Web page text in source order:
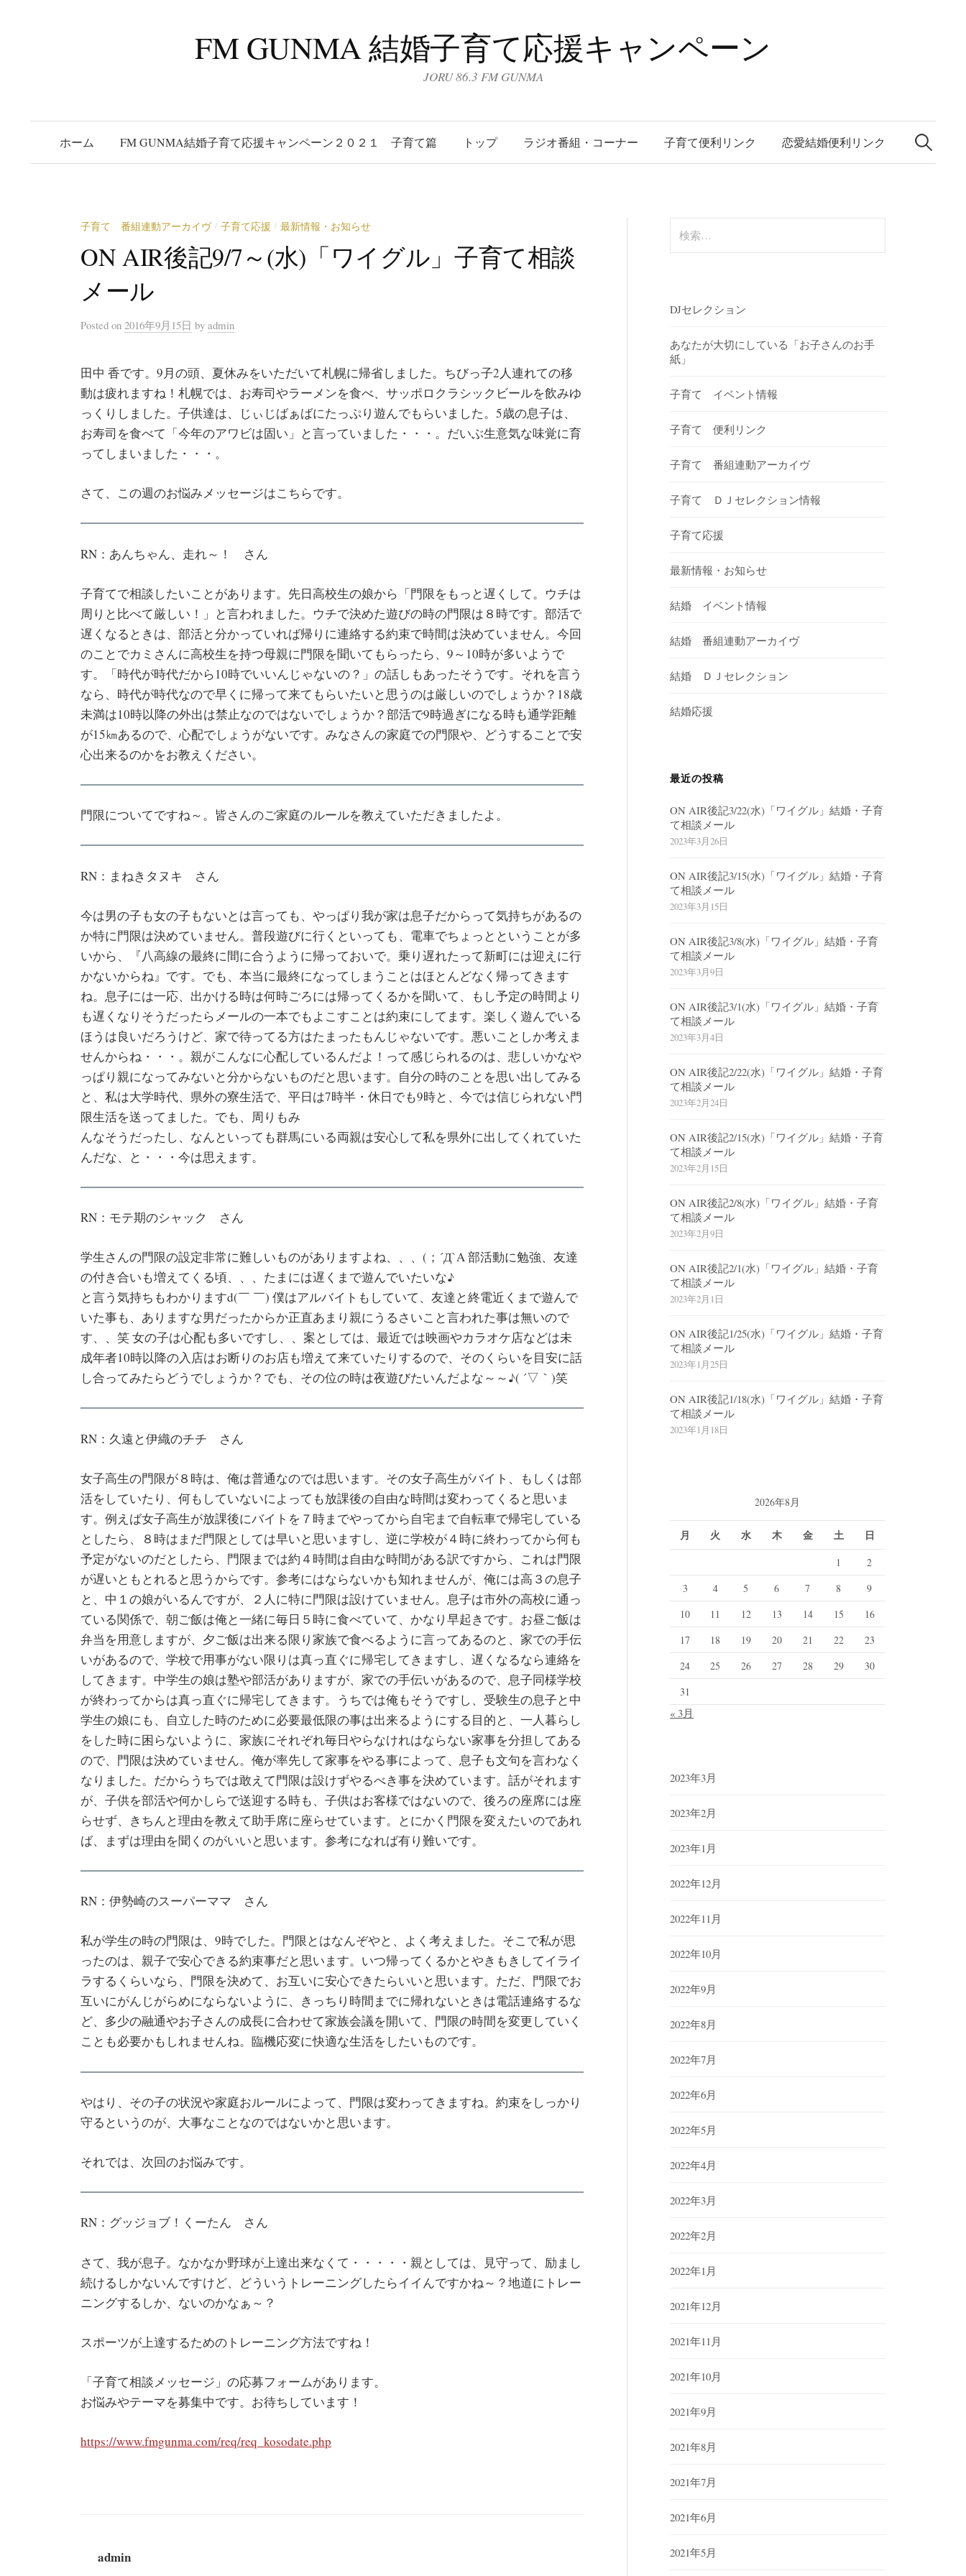
FM GUNMA 結婚子育て応援キャンペーン
JORU 86.3 FM GUNMA
ホーム FM GUNMA結婚子育て応援キャンペーン２０２１ 子育て篇 トップ ラジオ番組・コーナー 子育て便利リンク 恋愛結婚便利リンク
検
索:
子育て 番組連動アーカイヴ / 子育て応援 / 最新情報・お知らせ
ON AIR後記9/7～(水)「ワイグル」子育て相談
メール
Posted on 2016年9月15日 by admin
田中 香です。9月の頭、夏休みをいただいて札幌に帰省しました。ちびっ子2人連れての移
動は疲れますね！札幌では、お寿司やラーメンを食べ、サッポロクラシックビールを飲みゆ
っくりしました。子供達は、じぃじばぁばにたっぷり遊んでもらいました。5歳の息子は、
お寿司を食べて「今年のアワビは固い」と言っていました・・・。だいぶ生意気な味覚に育
ってしまいました・・・。
さて、この週のお悩みメッセージはこちらです。
RN：あんちゃん、走れ～！ さん
子育てで相談したいことがあります。先日高校生の娘から「門限をもっと遅くして。ウチは
周りと比べて厳しい！」と言われました。ウチで決めた遊びの時の門限は８時です。部活で
遅くなるときは、部活と分かっていれば帰りに連絡する約束で時間は決めていません。今回
のことでカミさんに高校生を持つ母親に門限を聞いてもらったら、9～10時が多いようで
す。「時代が時代だから10時でいいんじゃないの？」の話しもあったそうです。それを言う
なら、時代が時代なので早くに帰って来てもらいたいと思うのは厳しいのでしょうか？18歳
未満は10時以降の外出は禁止なのではないでしょうか？部活で9時過ぎになる時も通学距離
が15㎞あるので、心配でしょうがないです。みなさんの家庭での門限や、どうすることで安
心出来るのかをお教えください。
門限についてですね～。皆さんのご家庭のルールを教えていただきましたよ。
RN：まねきタヌキ さん
今は男の子も女の子もないとは言っても、やっぱり我が家は息子だからって気持ちがあるの
か特に門限は決めていません。普段遊びに行くといっても、電車でちょっとということが多
いから、『八高線の最終に間に合うように帰っておいで。乗り遅れたって新町には迎えに行
かないからね』です。でも、本当に最終になってしまうことはほとんどなく帰ってきます
ね。息子には一応、出かける時は何時ごろには帰ってくるかを聞いて、もし予定の時間より
も遅くなりそうだったらメールの一本でもよこすことは約束にしてます。楽しく遊んでいる
ほうは良いだろうけど、家で待ってる方はたまったもんじゃないです。悪いことしか考えま
せんからね・・・。親がこんなに心配しているんだよ！って感じられるのは、悲しいかなや
っぱり親になってみないと分からないものだと思います。自分の時のことを思い出してみる
と、私は大学時代、県外の寮生活で、平日は7時半・休日でも9時と、今では信じられない門
限生活を送ってました。でも、周りもみ
んなそうだったし、なんといっても群馬にいる両親は安心して私を県外に出してくれていた
んだな、と・・・今は思えます。
RN：モテ期のシャック さん
学生さんの門限の設定非常に難しいものがありますよね、、、(；´Д`A 部活動に勉強、友達
の付き合いも増えてくる頃、、、たまには遅くまで遊んでいたいな♪
と言う気持ちもわかりますd(￣ ￣) 僕はアルバイトもしていて、友達と終電近くまで遊んで
いた事も、ありますな男だったからか正直あまり親にうるさいこと言われた事は無いので
す、、笑 女の子は心配も多いですし、、案としては、最近では映画やカラオケ店などは未
成年者10時以降の入店はお断りのお店も増えて来ていたりするので、そのくらいを目安に話
し合ってみたらどうでしょうか？でも、その位の時は夜遊びたいんだよな～～♪( ´▽｀)笑
RN：久遠と伊織のチチ さん
女子高生の門限が８時は、俺は普通なのでは思います。その女子高生がバイト、もしくは部
活をしていたり、何もしていないによっても放課後の自由な時間は変わってくると思いま
す。例えば女子高生が放課後にバイトを７時までやってから自宅まで自転車で帰宅している
としたら、８時はまだ門限としては早いと思いますし、逆に学校が４時に終わってから何も
予定がないのだとしたら、門限までは約４時間は自由な時間がある訳ですから、これは門限
が遅いともとれると思うからです。参考にはならないかも知れませんが、俺には高３の息子
と、中１の娘がいるんですが、２人に特に門限は設けていません。息子は市外の高校に通っ
ている関係で、朝ご飯は俺と一緒に毎日５時に食べていて、かなり早起きです。お昼ご飯は
弁当を用意しますが、夕ご飯は出来る限り家族で食べるように言ってあるのと、家での手伝
いがあるので、学校で用事がない限りは真っ直ぐに帰宅してきますし、遅くなるなら連絡を
してきます。中学生の娘は塾や部活がありますが、家での手伝いがあるので、息子同様学校
が終わってからは真っ直ぐに帰宅してきます。うちでは俺もそうですし、受験生の息子と中
学生の娘にも、自立した時のために必要最低限の事は出来るようにする目的と、一人暮らし
をした時に困らないように、家族にそれぞれ毎日やらなけれはならない家事を分担してある
ので、門限は決めていません。俺が率先して家事をやる事によって、息子も文句を言わなく
なりました。だからうちでは敢えて門限は設けずやるべき事を決めています。話がそれます
が、子供を部活や何かしらで送迎する時も、子供はお客様ではないので、後ろの座席には座
らせず、きちんと理由を教えて助手席に座らせています。とにかく門限を変えたいのであれ
ば、まずは理由を聞くのがいいと思います。参考になれば有り難いです。
RN：伊勢崎のスーパーママ さん
私が学生の時の門限は、9時でした。門限とはなんぞやと、よく考えました。そこで私が思
ったのは、親子で安心できる約束事だと思います。いつ帰ってくるかとやきもきしてイライ
ラするくらいなら、門限を決めて、お互いに安心できたらいいと思います。ただ、門限でお
互いにがんじがらめにならないように、きっちり時間までに帰れないときは電話連絡するな
ど、多少の融通やお子さんの成長に合わせて家族会議を開いて、門限の時間を変更していく
ことも必要かもしれませんね。臨機応変に快適な生活をしたいものです。
やはり、その子の状況や家庭おルールによって、門限は変わってきますね。約束をしっかり
守るというのが、大事なことなのではないかと思います。
それでは、次回のお悩みです。
RN：グッジョブ！くーたん さん
さて、我が息子。なかなか野球が上達出来なくて・・・・・親としては、見守って、励まし
続けるしかないんですけど、どういうトレーニングしたらイイんですかね～？地道にトレー
ニングするしか、ないのかなぁ～？
スポーツが上達するためのトレーニング方法ですね！
「子育て相談メッセージ」の応募フォームがあります。
お悩みやテーマを募集中です。お待ちしています！
https://www.fmgunma.com/req/req_kosodate.php
admin
索:
DJセレクション
あなたが大切にしている「お子さんのお手
紙」
子育て イベント情報
子育て 便利リンク
子育て 番組連動アーカイヴ
子育て ＤＪセレクション情報
子育て応援
最新情報・お知らせ
結婚 イベント情報
結婚 番組連動アーカイヴ
結婚 ＤＪセレクション
結婚応援
最近の投稿
ON AIR後記3/22(水)「ワイグル」結婚・子育
て相談メール
2023年3月26日
ON AIR後記3/15(水)「ワイグル」結婚・子育
て相談メール
2023年3月15日
ON AIR後記3/8(水)「ワイグル」結婚・子育
て相談メール
2023年3月9日
ON AIR後記3/1(水)「ワイグル」結婚・子育
て相談メール
2023年3月4日
ON AIR後記2/22(水)「ワイグル」結婚・子育
て相談メール
2023年2月24日
ON AIR後記2/15(水)「ワイグル」結婚・子育
て相談メール
2023年2月15日
ON AIR後記2/8(水)「ワイグル」結婚・子育
て相談メール
2023年2月9日
ON AIR後記2/1(水)「ワイグル」結婚・子育
て相談メール
2023年2月1日
ON AIR後記1/25(水)「ワイグル」結婚・子育
て相談メール
2023年1月25日
ON AIR後記1/18(水)「ワイグル」結婚・子育
て相談メール
2023年1月18日
2026年8月
月 火 水 木 金 土 日
1
2
3
4 5 6 7 8
9
10
11 12 13 14 15
16
17
18 19 20 21 22
23
24
25 26 27 28 29
30
31
« 3月
2023年3月
2023年2月
2023年1月
2022年12月
2022年11月
2022年10月
2022年9月
2022年8月
2022年7月
2022年6月
2022年5月
2022年4月
2022年3月
2022年2月
2022年1月
2021年12月
2021年11月
2021年10月
2021年9月
2021年8月
2021年7月
2021年6月
2021年5月